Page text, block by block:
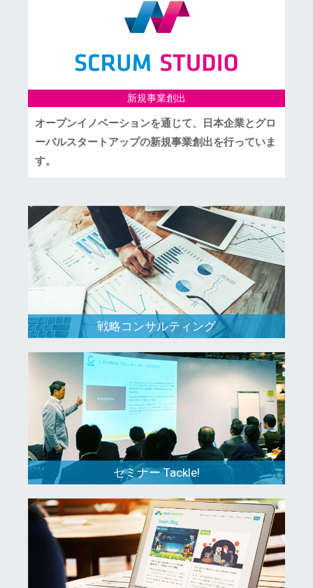
新規事業創出
オープンイノベーションを通じて、日本企業とグロ
ーバルスタートアップの新規事業創出を行っていま
す。
戦略コンサルティング
セミナー Tackle!